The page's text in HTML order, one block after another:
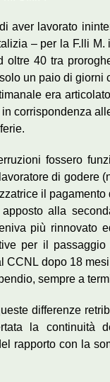
aver lavorato
– per la F.lli
oltre 40 tra
un paio di
era
corrispondenza
fossero
di godere
il
alla
più rinnovato
per il
CCNL dopo 18
sempre a
differenze
la continuità
rapporto con la